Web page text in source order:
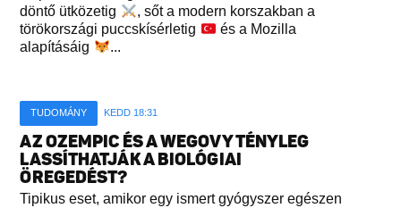
döntő ütközetig
, sőt a modern korszakban a
törökországi puccskísérletig
és a Mozilla
alapításáig
...
TUDOMÁNY KEDD 18:31
AZ OZEMPIC ÉS A WEGOVY TÉNYLEG
LASSÍTHATJÁK A BIOLÓGIAI
ÖREGEDÉST?
Tipikus eset, amikor egy ismert gyógyszer egészen